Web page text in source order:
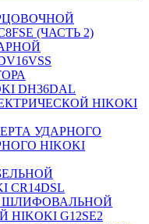
(ЧАСТЬ 2)
DH36DAL
HIKOKI
УДАРНОГО
HIKOKI
G12SE2